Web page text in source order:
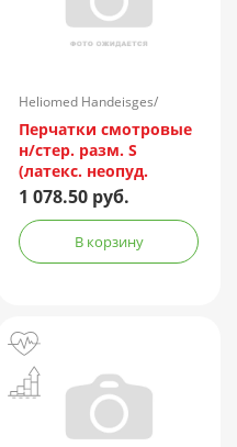
Heliomed Handeisges/
Австрия
Перчатки смотровые
н/стер. разм. S
(латекс. неопуд.
повыш прочн.
MANUAL HR419) №50
(25 пар)
1 078.50 руб.
В корзину